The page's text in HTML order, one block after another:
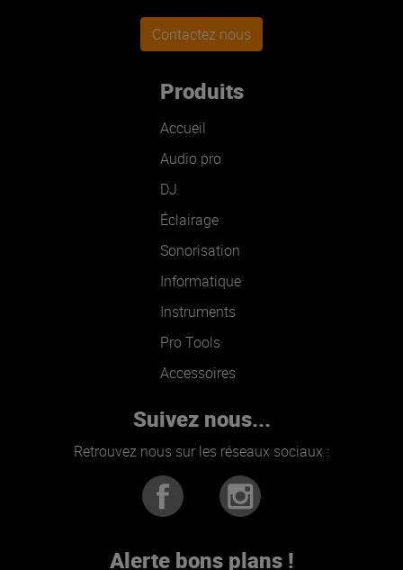
Contactez nous
Produits
Accueil
Audio pro
DJ
Éclairage
Sonorisation
Informatique
Instruments
Pro Tools
Accessoires
Suivez nous...
Retrouvez nous sur les réseaux sociaux :
Alerte bons plans !